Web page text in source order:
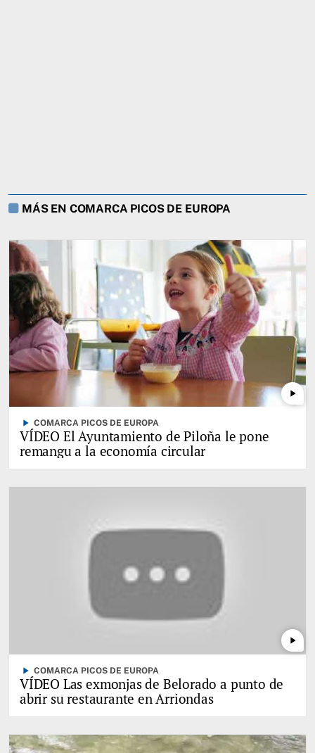
MÁS EN COMARCA PICOS DE EUROPA
play_arrow
play_arrow COMARCA PICOS DE EUROPA
VÍDEO El Ayuntamiento de Piloña le pone
remangu a la economía circular
play_arrow
play_arrow COMARCA PICOS DE EUROPA
VÍDEO Las exmonjas de Belorado a punto de
abrir su restaurante en Arriondas